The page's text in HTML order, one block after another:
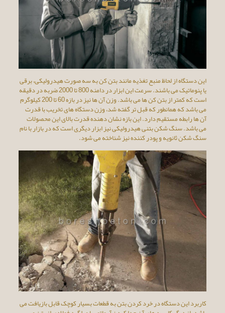
این دستگاه از لحاظ منبع تغذیه مانند بتن کن به سه صورت هیدرولیکی، برقی
یا پنوماتیک می باشند. سرعت این ابزار در دامنه 800 تا 2000 ضربه در دقیقه
است که کمتر از بتن کن ها می باشد. وزن آن ها نیز در بازه 60 تا 200 کیلوگرم
می باشد که همانطور که قبل تر گفته شد، وزن دستگاه های تخریب با قدرت
آن ها رابطه مستقیم دارد. این بازه نشان دهنده قدرت بالای این محصولات
می باشد. سنگ شکن بتنی هیدرولیکی نیز ابزار دیگری است که در بازار با نام
سنگ شکن ثانویه و پودر کننده نیز شناخته می شود.
کاربرد این دستگاه در خرد کردن بتن به قطعات بسیار کوچک قابل بازیافت می